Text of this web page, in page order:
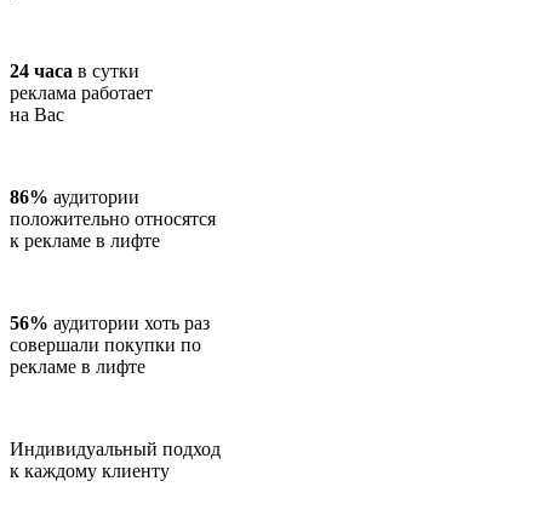
24 часа в сутки
реклама работает
на Вас
86% аудитории
положительно относятся
к рекламе в лифте
56% аудитории хоть раз
совершали покупки по
рекламе в лифте
Индивидуальный подход
к каждому клиенту